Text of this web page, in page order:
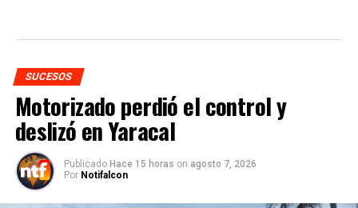
SUCESOS
Motorizado perdió el control y
deslizó en Yaracal
Publicado Hace 15 horas on agosto 7, 2026
Por Notifalcon